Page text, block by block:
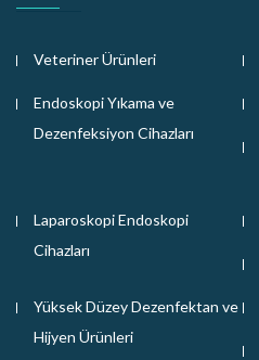
Veteriner Ürünleri
Endoskopi Yıkama ve
Dezenfeksiyon Cihazları
Laparoskopi Endoskopi
Cihazları
Yüksek Düzey Dezenfektan ve
Hijyen Ürünleri